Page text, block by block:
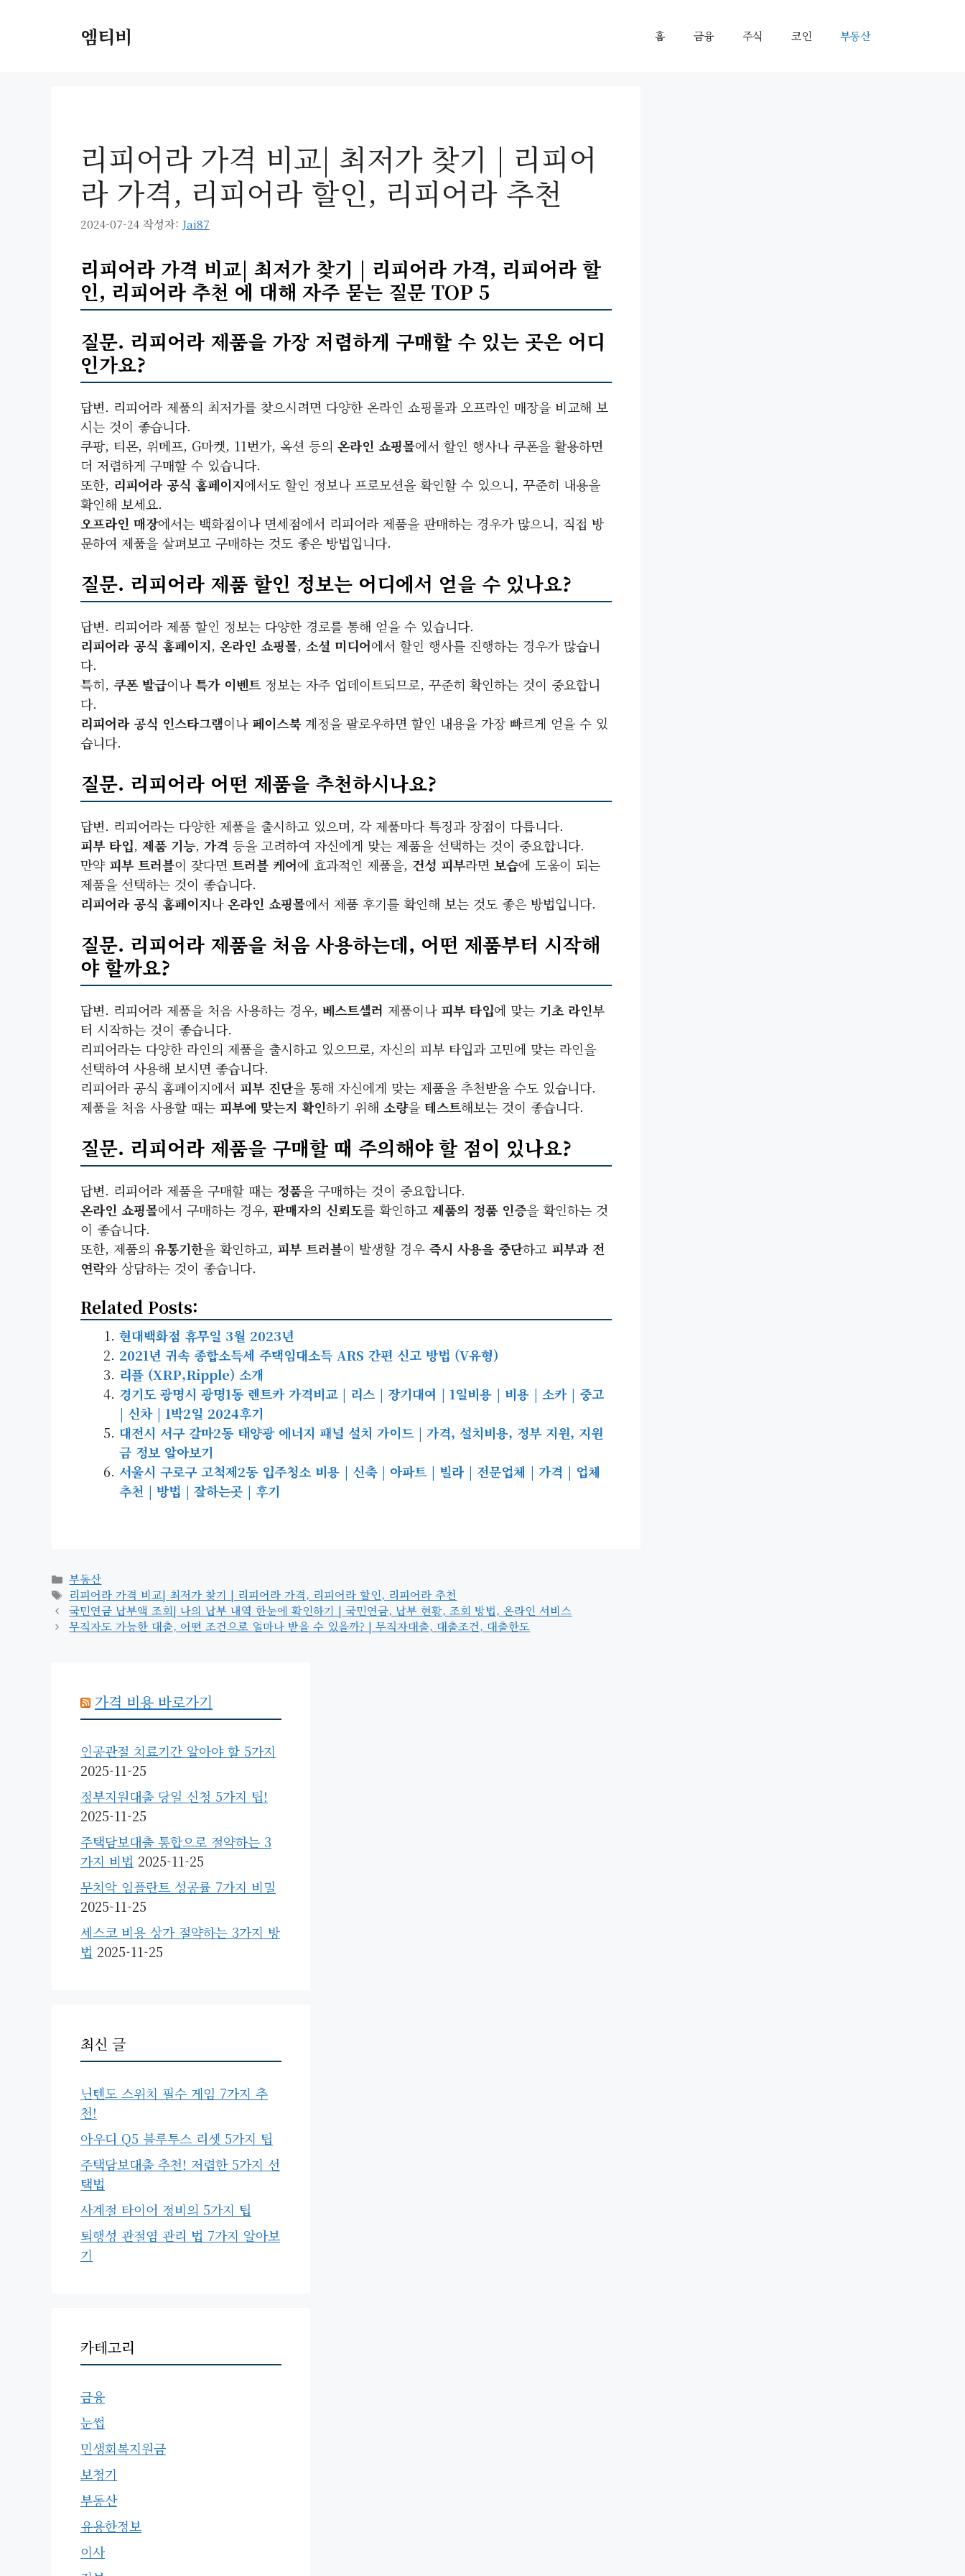
엠티비 홈 금융 주식 코인 부동산
리피어라 가격 비교| 최저가 찾기 | 리피어
라 가격, 리피어라 할인, 리피어라 추천
2024-07-24 작성자: Jai87
리피어라 가격 비교| 최저가 찾기 | 리피어라 가격, 리피어라 할
인, 리피어라 추천 에 대해 자주 묻는 질문 TOP 5
질문. 리피어라 제품을 가장 저렴하게 구매할 수 있는 곳은 어디
인가요?
답변. 리피어라 제품의 최저가를 찾으시려면 다양한 온라인 쇼핑몰과 오프라인 매장을 비교해 보
시는 것이 좋습니다.
쿠팡, 티몬, 위메프, G마켓, 11번가, 옥션 등의 온라인 쇼핑몰에서 할인 행사나 쿠폰을 활용하면
더 저렴하게 구매할 수 있습니다.
또한, 리피어라 공식 홈페이지에서도 할인 정보나 프로모션을 확인할 수 있으니, 꾸준히 내용을
확인해 보세요.
오프라인 매장에서는 백화점이나 면세점에서 리피어라 제품을 판매하는 경우가 많으니, 직접 방
문하여 제품을 살펴보고 구매하는 것도 좋은 방법입니다.
질문. 리피어라 제품 할인 정보는 어디에서 얻을 수 있나요?
답변. 리피어라 제품 할인 정보는 다양한 경로를 통해 얻을 수 있습니다.
리피어라 공식 홈페이지, 온라인 쇼핑몰, 소셜 미디어에서 할인 행사를 진행하는 경우가 많습니
다.
특히, 쿠폰 발급이나특가 이벤트정보는 자주 업데이트되므로, 꾸준히 확인하는 것이 중요합니
다.
리피어라 공식 인스타그램이나 페이스북계정을 팔로우하면 할인 내용을 가장 빠르게 얻을 수 있
습니다.
질문. 리피어라 어떤 제품을 추천하시나요?
답변. 리피어라는 다양한 제품을 출시하고 있으며, 각 제품마다 특징과 장점이 다릅니다.
피부 타입, 제품 기능, 가격 등을 고려하여 자신에게 맞는 제품을 선택하는 것이 중요합니다.
만약 피부 트러블이 잦다면 트러블 케어에 효과적인 제품을, 건성 피부라면 보습에 도움이 되는
제품을 선택하는 것이 좋습니다.
리피어라 공식 홈페이지나온라인 쇼핑몰에서 제품 후기를 확인해 보는 것도 좋은 방법입니다.
질문. 리피어라 제품을 처음 사용하는데, 어떤 제품부터 시작해
야 할까요?
답변. 리피어라 제품을 처음 사용하는 경우, 베스트셀러 제품이나 피부 타입에 맞는 기초 라인부
터 시작하는 것이 좋습니다.
리피어라는 다양한 라인의 제품을 출시하고 있으므로, 자신의 피부 타입과 고민에 맞는 라인을
선택하여 사용해 보시면 좋습니다.
리피어라 공식 홈페이지에서 피부 진단을 통해 자신에게 맞는 제품을 추천받을 수도 있습니다.
제품을 처음 사용할 때는 피부에 맞는지 확인하기 위해 소량을 테스트해보는 것이 좋습니다.
질문. 리피어라 제품을 구매할 때 주의해야 할 점이 있나요?
답변. 리피어라 제품을 구매할 때는 정품을 구매하는 것이 중요합니다.
온라인 쇼핑몰에서 구매하는 경우, 판매자의 신뢰도를 확인하고 제품의 정품 인증을 확인하는 것
이 좋습니다.
또한, 제품의 유통기한을 확인하고, 피부 트러블이 발생할 경우 즉시 사용을 중단하고 피부과 전
연락와 상담하는 것이 좋습니다.
Related Posts:
현대백화점 휴무일 3월 2023년
2021년 귀속 종합소득세 주택임대소득 ARS 간편 신고 방법 (V유형)
리플 (XRP,Ripple) 소개
경기도 광명시 광명1동 렌트카 가격비교 | 리스 | 장기대여 | 1일비용 | 비용 | 소카 | 중고
| 신차 | 1박2일 2024후기
대전시 서구 갈마2동 태양광 에너지 패널 설치 가이드 | 가격, 설치비용, 정부 지원, 지원
금 정보 알아보기
서울시 구로구 고척제2동 입주청소 비용 | 신축 | 아파트 | 빌라 | 전문업체 | 가격 | 업체
추천 | 방법 | 잘하는곳 | 후기
카
테
고
리
부동산
태
그
리피어라 가격 비교| 최저가 찾기 | 리피어라 가격, 리피어라 할인, 리피어라 추천
국민연금 납부액 조회| 나의 납부 내역 한눈에 확인하기 | 국민연금, 납부 현황, 조회 방법, 온라인 서비스
무직자도 가능한 대출, 어떤 조건으로 얼마나 받을 수 있을까? | 무직자대출, 대출조건, 대출한도
가격 비용 바로가기
인공관절 치료기간 알아야 할 5가지
2025-11-25
정부지원대출 당일 신청 5가지 팁!
2025-11-25
주택담보대출 통합으로 절약하는 3
가지 비법 2025-11-25
무치악 임플란트 성공률 7가지 비밀
2025-11-25
세스코 비용 상가 절약하는 3가지 방
법 2025-11-25
최신 글
닌텐도 스위치 필수 게임 7가지 추
천!
아우디 Q5 블루투스 리셋 5가지 팁
주택담보대출 추천! 저렴한 5가지 선
택법
사계절 타이어 정비의 5가지 팁
퇴행성 관절염 관리 법 7가지 알아보
기
카테고리
금융
눈썹
민생회복지원금
보청기
부동산
유용한정보
이사